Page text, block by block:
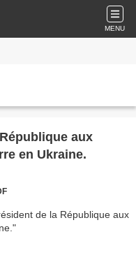
MENU
aux
en Ukraine.